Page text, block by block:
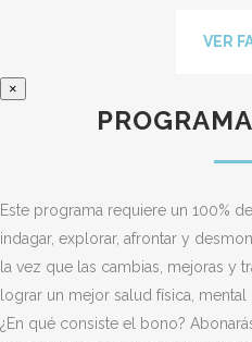
VER
×
Este programa requiere un 100%
indagar, explorar, afrontar y
la vez que las cambias, mejoras y
lograr un mejor salud física, mental
¿En qué consiste el bono?